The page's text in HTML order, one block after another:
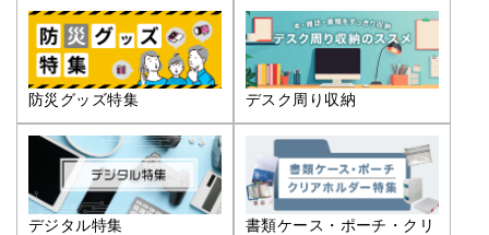
防災グッズ特集 デスク周り収納
デジタル特集
書類ケース・ポーチ・クリ